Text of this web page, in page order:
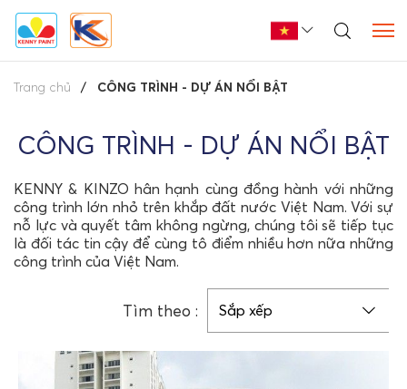
Trang chủ CÔNG TRÌNH - DỰ ÁN NỔI BẬT
CÔNG TRÌNH - DỰ ÁN NỔI BẬT
KENNY & KINZO hân hạnh cùng đồng hành với những
công trình lớn nhỏ trên khắp đất nước Việt Nam. Với sự
nỗ lực và quyết tâm không ngừng, chúng tôi sẽ tiếp tục
là đối tác tin cậy để cùng tô điểm nhiều hơn nữa những
công trình của Việt Nam.
Tìm theo : Sắp xếp